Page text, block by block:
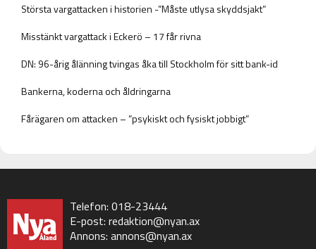
Största vargattacken i historien -”Måste utlysa skyddsjakt”
Misstänkt vargattack i Eckerö – 17 får rivna
DN: 96-årig ålänning tvingas åka till Stockholm för sitt bank-id
Bankerna, koderna och åldringarna
Fårägaren om attacken – ”psykiskt och fysiskt jobbigt”
Telefon: 018-23444
E-post: redaktion@nyan.ax
Annons: annons@nyan.ax